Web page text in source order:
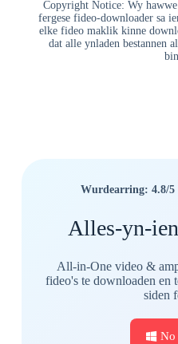
Copyright Notice: Wy
fergese fideo-downloader sa
elke fideo maklik kinne
dat alle ynladen bestannen
Wurdearring: 4.8/5
Alles-yn-
All-in-One video &
fideo's te downloaden en
siden
No